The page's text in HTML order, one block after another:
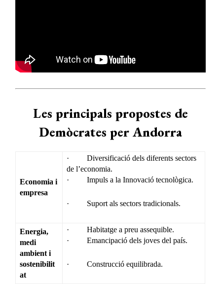
Les principals propostes de
Demòcrates per Andorra
Economia i
empresa
· Diversificació dels diferents sectors
de l’economia.
· Impuls a la Innovació tecnològica.
· Suport als sectors tradicionals.
Energia,
medi
ambient i
sostenibilit
at
· Habitatge a preu assequible.
· Emancipació dels joves del país.
· Construcció equilibrada.